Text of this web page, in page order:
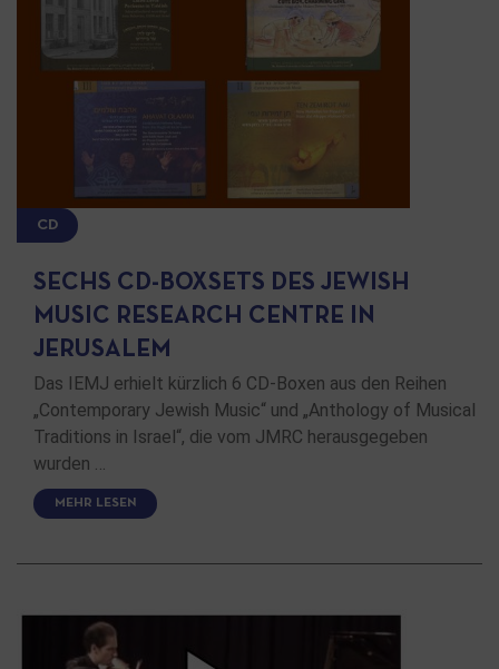
CD
SECHS CD-BOXSETS DES JEWISH
MUSIC RESEARCH CENTRE IN
JERUSALEM
Das IEMJ erhielt kürzlich 6 CD-Boxen aus den Reihen
„Contemporary Jewish Music“ und „Anthology of Musical
Traditions in Israel“, die vom JMRC herausgegeben
wurden …
MEHR LESEN